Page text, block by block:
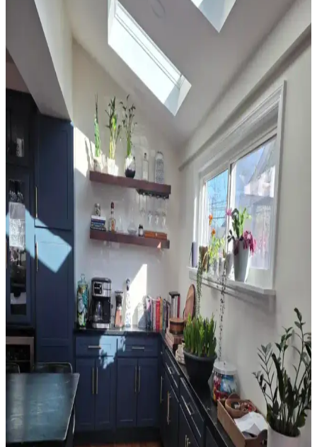
uyum, yaşam alanına sıcaklık ve kişilik katar.
Yatak Odası Perde Seçimi ve Asma Teknikleri:
Estetik ve Fonksiyonel Yaklaşımlar
Yatak odası perdelerinde doğru seçim ve asma teknikleri, mekanın
estetiğini ve enerji verimliliğini artırır. Pelmet kullanımı ve uygun
perde çubuğu destekleriyle konfor sağlanır.
Sherwin Williams Cream & Sugar Duvar Rengine
Uyumlu Perde Seçimi ve Ton Çakışması Önleme
Yöntemleri
Sherwin Williams Cream & Sugar duvar rengine sahip odalarda
perde seçimi, halı ve dekorasyonla uyumlu tonlarda yapılmalı. Pinch
pleat model perdeler estetik görünüm sağlar ve ton çakışmasını
önler.
Ev Satışında Valance Kullanımı ve Pencere
Dekorasyonunun Mekana Etkileri
Ev satışında valance kullanımı, pencere görünümünü yumuşatırken
mekana renk ve doku katar. Ancak yanlış kullanım mekanda görsel
karmaşa yaratabilir ve ışık alımını kısıtlayabilir.
Orta 2000'ler Sarı Tonları: Mekanlarda Doğru
Renk Seçimi ve Uyum Analizi
Orta 2000'ler sarı tonları, doğru kombinasyonlarla mekanlara
sıcaklık katabilir. Ancak uyumsuz kullanımlarda eski moda ve
sıradan bir görünüm ortaya çıkabilir. Renk seçimi mekanın diğer
unsurlarıyla dengelenmeli.